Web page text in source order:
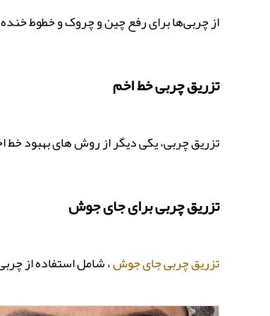
از چربی‌ها برای رفع چین‌ و چروک و خطوط
تزریق چربی خط اخم
تزریق چربی، یکی دیگر از روش های بهبود
تزریق چربی برای جای جوش
تزریق چربی جای جوش، شامل استفاده از